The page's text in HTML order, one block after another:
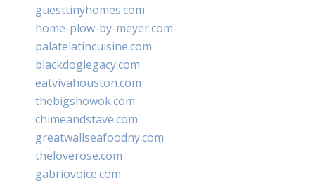
guesttinyhomes.com
home-plow-by-meyer.com
palatelatincuisine.com
blackdoglegacy.com
eatvivahouston.com
thebigshowok.com
chimeandstave.com
greatwallseafoodny.com
theloverose.com
gabriovoice.com